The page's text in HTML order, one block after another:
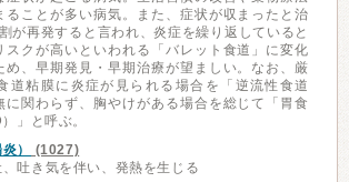
ることが多い病気。また、症状が収まったと治
が再発すると言われ、炎症を繰り返していると
スクが高いといわれる「バレット食道」に変化
め、早期発見・早期治療が望ましい。なお、厳
道粘膜に炎症が見られる場合を「逆流性食道
に関わらず、胸やけがある場合を総じて「胃食
」と呼ぶ。
）
(1027)
吐き気を伴い、発熱を生じる